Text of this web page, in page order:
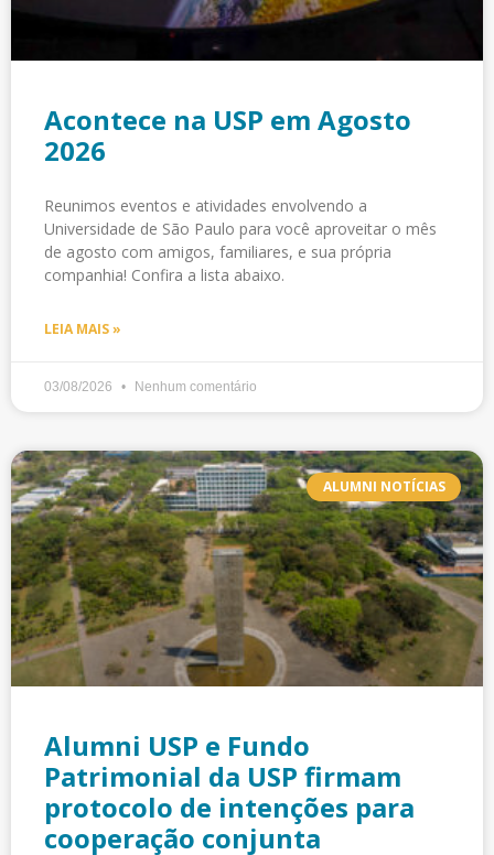
Acontece na USP em Agosto
2026
Reunimos eventos e atividades envolvendo a
Universidade de São Paulo para você aproveitar o mês
de agosto com amigos, familiares, e sua própria
companhia! Confira a lista abaixo.
LEIA MAIS »
03/08/2026 Nenhum comentário
ALUMNI NOTÍCIAS
Alumni USP e Fundo
Patrimonial da USP firmam
protocolo de intenções para
cooperação conjunta